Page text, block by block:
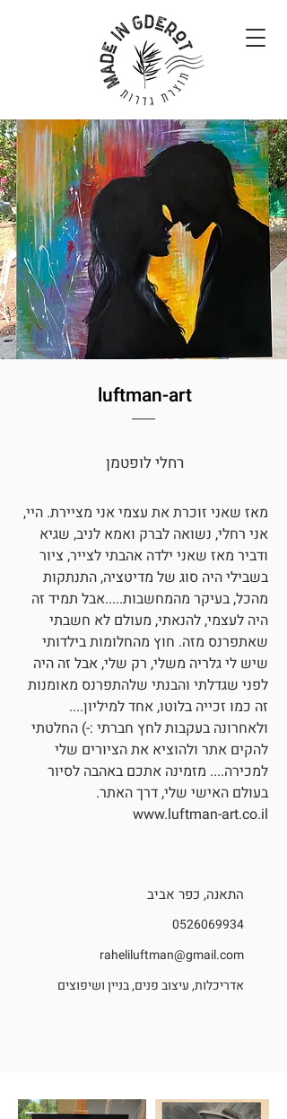
luftman-art
רחלי לופטמן
מאז שאני זוכרת את עצמי אני מציירת. היי,
אני רחלי, נשואה לברק ואמא לניב, שגיא
ודביר מאז שאני ילדה אהבתי לצייר, ציור
בשבילי היה סוג של מדיטציה, התנתקות
מהכל, בעיקר מהמחשבות.....אבל תמיד זה
היה לעצמי, להנאתי, מעולם לא חשבתי
שאתפרנס מזה. חוץ מהחלומות בילדותי
שיש לי גלריה משלי, רק שלי, אבל זה היה
לפני שגדלתי והבנתי שלהתפרנס מאומנות
זה כמו זכייה בלוטו, אחד למיליון....
ולאחרונה בעקבות לחץ חברתי :-) החלטתי
להקים אתר ולהוציא את הציורים שלי
למכירה.... מזמינה אתכם באהבה לסיור
בעולם האישי שלי, דרך האתר.
www.luftman-art.co.il
התאנה, כפר אביב
0526069934
raheliluftman@gmail.com
אדריכלות, עיצוב פנים, בניין ושיפוצים